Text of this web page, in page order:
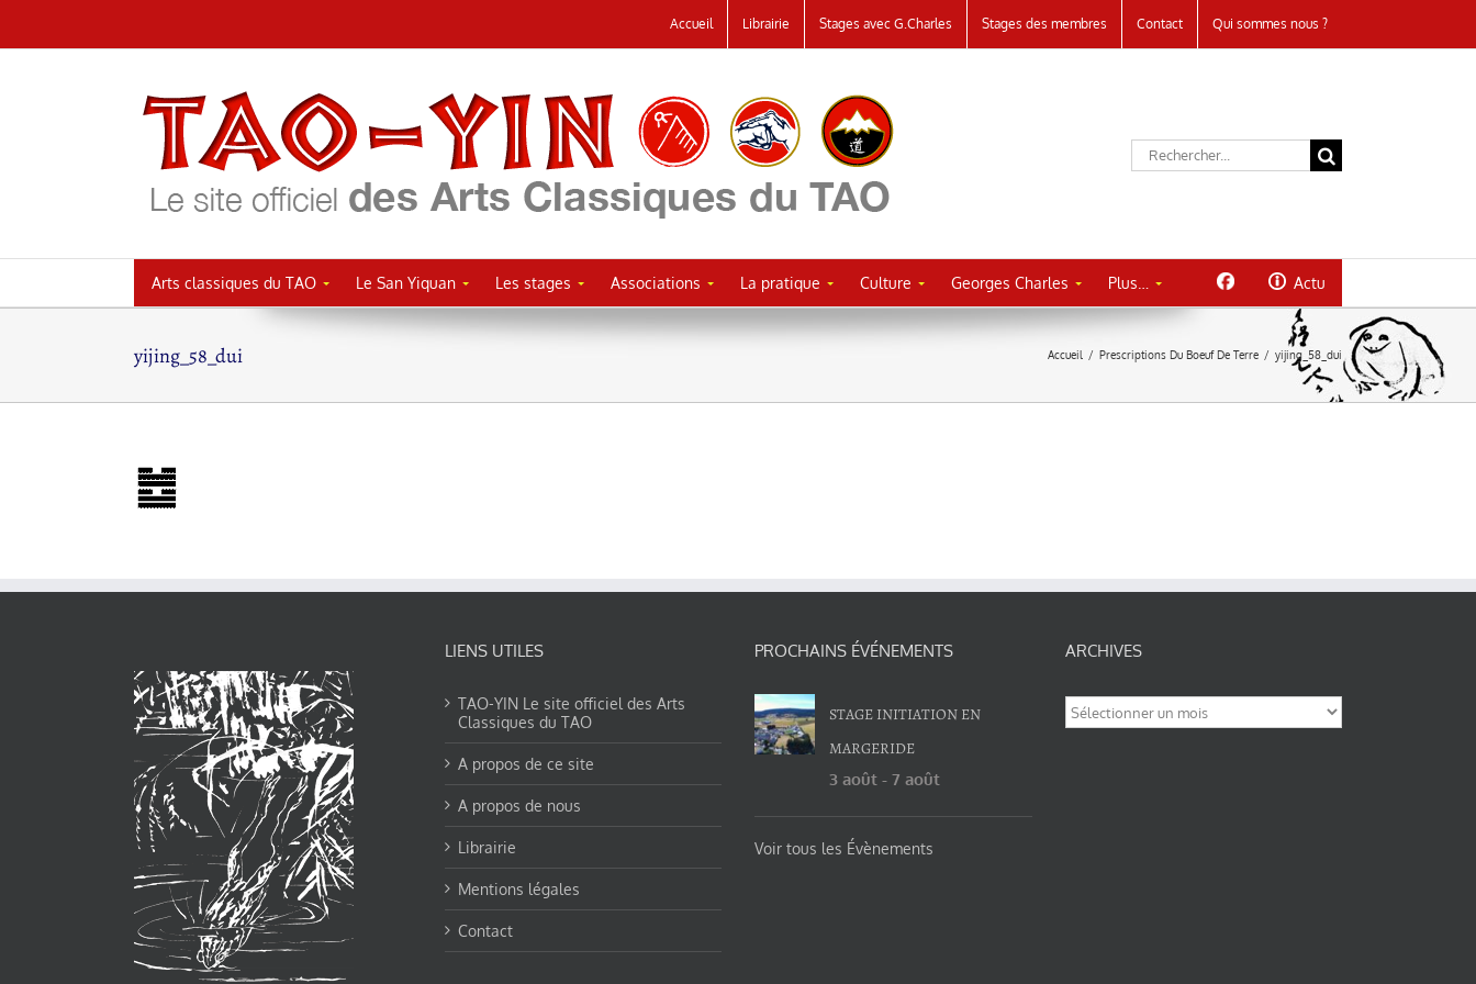
au
Accueil Librairie Stages avec G.Charles Stages des membres Contact Qui sommes nous ?
Rechercher:
Arts classiques du TAO Le San Yiquan Les stages Associations La pratique Culture Georges Charles Plus… Actu
yijing_58_dui Accueil / Prescriptions Du Boeuf De Terre / yijing_58_dui
LIENS UTILES
TAO-YIN Le site officiel des Arts
Classiques du TAO
A propos de ce site
A propos de nous
Librairie
Mentions légales
Contact
PROCHAINS ÉVÉNEMENTS
STAGE INITIATION EN
MARGERIDE
3 août -7 août
Voir tous les Évènements
ARCHIVES
Archives